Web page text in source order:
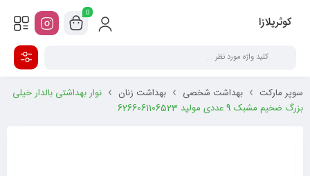
کوثرپلازا
0
سوپر مارکت بهداشت شخصی بهداشت زنان
نوار بهداشتی بالدار خیلی
بزرگ ضخیم مشبک 9 عددی مولپد 6266061106523